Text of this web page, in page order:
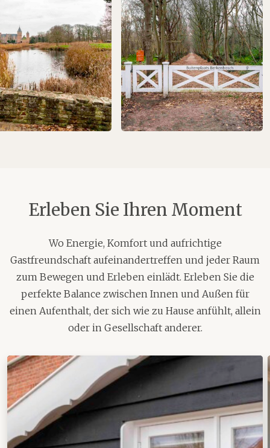
Erleben Sie Ihren Moment
Wo Energie, Komfort und aufrichtige
Gastfreundschaft aufeinandertreffen und jeder Raum
zum Bewegen und Erleben einlädt. Erleben Sie die
perfekte Balance zwischen Innen und Außen für
einen Aufenthalt, der sich wie zu Hause anfühlt, allein
oder in Gesellschaft anderer.